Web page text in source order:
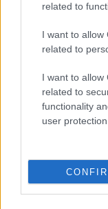
related to
I want to allow
related to
I want to allow
related to
functionality
user protection.
A Dead or Alive 6: